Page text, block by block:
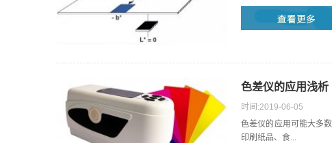
色差仪的应用浅析
时间:2019-06-05
色差仪的应用可能大多
印刷纸品、食...